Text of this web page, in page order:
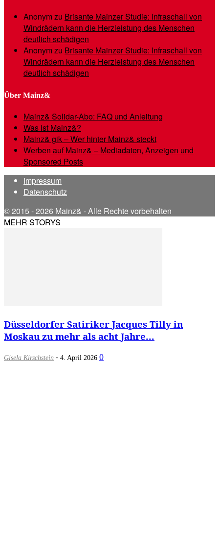
Anonymzu Brisante Mainzer Studie: Infraschall von
Windrädern kann die Herzleistung des Menschen
deutlich schädigen
Anonymzu Brisante Mainzer Studie: Infraschall von
Windrädern kann die Herzleistung des Menschen
deutlich schädigen
Über Mainz&
Mainz& Solidar-Abo: FAQ und Anleitung
Was ist Mainz&?
Mainz& gik – Wer hinter Mainz& steckt
Werben auf Mainz& – Mediadaten, Anzeigen und
Sponsored Posts
Impressum
Datenschutz
© 2015 - 2026 Mainz& - Alle Rechte vorbehalten
MEHR STORYS
Düsseldorfer Satiriker Jacques Tilly in
Moskau zu mehr als acht Jahre...
Gisela Kirschstein - 4. April 2026 0